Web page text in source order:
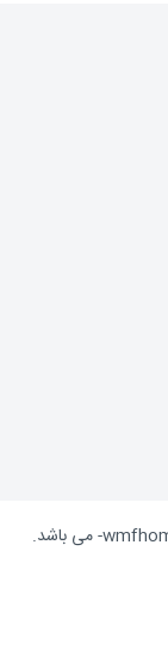
می باشد.